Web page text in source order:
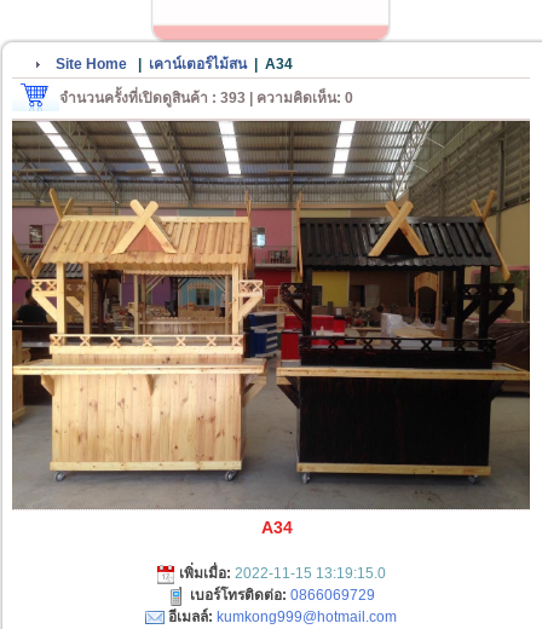
Site Home เคาน์เตอร์ไม้สน| A34
จำนวนครั้งที่เปิดดูสินค้า : 393 | ความคิดเห็น: 0
A34
เพิ่มเมื่อ: 2022-11-15 13:19:15.0
เบอร์โทรติดต่อ: 0866069729
อีเมลล์: kumkong999@hotmail.com